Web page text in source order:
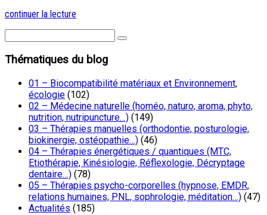
continuer la lecture
Thématiques du blog
01 – Biocompatibilité matériaux et Environnement,
écologie (102)
02 – Médecine naturelle (homéo, naturo, aroma, phyto,
nutrition, nutripuncture…) (149)
03 – Thérapies manuelles (orthodontie, posturologie,
biokinergie, ostéopathie…) (46)
04 – Thérapies énergétiques / quantiques (MTC,
Etiothérapie, Kinésiologie, Réflexologie, Décryptage
dentaire…) (78)
05 – Thérapies psycho-corporelles (hypnose, EMDR,
relations humaines, PNL, sophrologie, méditation…) (47)
Actualités (185)